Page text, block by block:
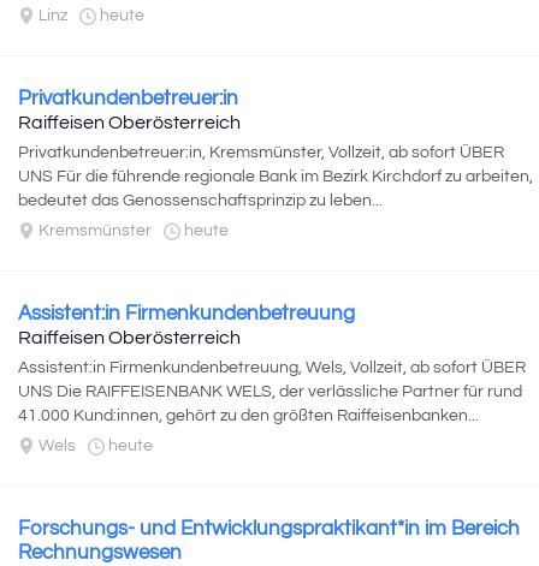
Linz
heute
Privatkundenbetreuer:in
Raiffeisen Oberösterreich
Privatkundenbetreuer:in, Kremsmünster, Vollzeit, ab sofort ÜBER
UNS Für die führende regionale Bank im Bezirk Kirchdorf zu arbeiten,
bedeutet das Genossenschaftsprinzip zu leben...
Kremsmünster
heute
Assistent:in Firmenkundenbetreuung
Raiffeisen Oberösterreich
Assistent:in Firmenkundenbetreuung, Wels, Vollzeit, ab sofort ÜBER
UNS Die RAIFFEISENBANK WELS, der verlässliche Partner für rund
41.000 Kund:innen, gehört zu den größten Raiffeisenbanken...
Wels
heute
Forschungs- und Entwicklungspraktikant*in im Bereich
Rechnungswesen